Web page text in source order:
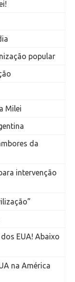
popular
Milei
da
intervenção
EUA! Abaixo
na América